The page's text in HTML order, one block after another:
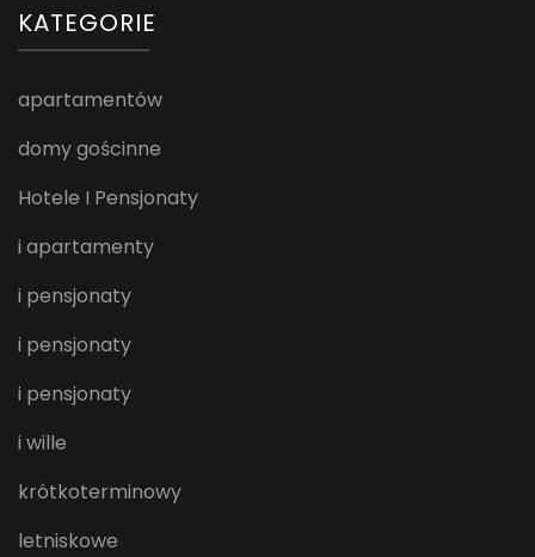
KATEGORIE
apartamentów
domy gościnne
Hotele I Pensjonaty
i apartamenty
i pensjonaty
i pensjonaty
i pensjonaty
i wille
krótkoterminowy
letniskowe